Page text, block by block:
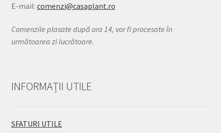
E-mail: comenzi@casaplant.ro
Comenzile plasate după ora 14, vor fi procesate în
următoarea zi lucrătoare.
INFORMAȚII UTILE
SFATURI UTILE